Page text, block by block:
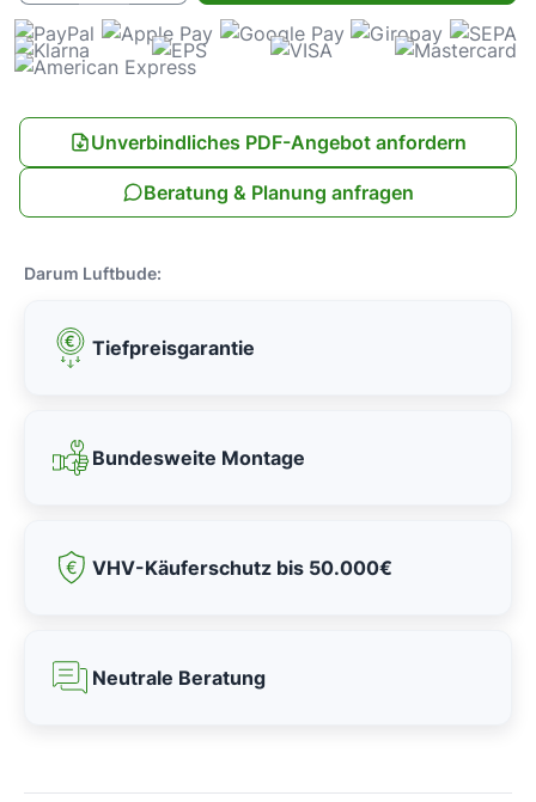
Unverbindliches PDF-Angebot anfordern
Beratung & Planung anfragen
Darum Luftbude:
Tiefpreisgarantie
Bundesweite Montage
VHV-Käuferschutz bis 50.000€
Neutrale Beratung